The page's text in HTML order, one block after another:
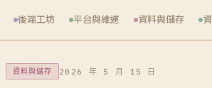
後端工坊 平台與維運 資料與儲存
資料與儲存 2026 年 5 月 15 日